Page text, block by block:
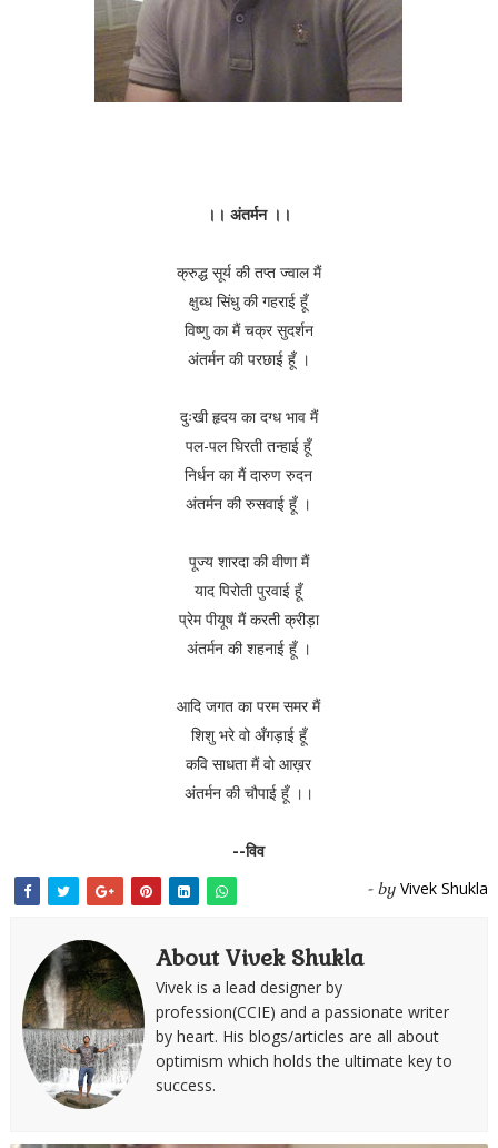
।। अंतर्मन ।।
क्रुद्ध सूर्य की तप्त ज्वाल मैं
क्षुब्ध सिंधु की गहराई हूँ
विष्णु का मैं चक्र सुदर्शन
अंतर्मन की परछाई हूँ ।
दुःखी हृदय का दग्ध भाव मैं
पल-पल घिरती तन्हाई हूँ
निर्धन का मैं दारुण रुदन
अंतर्मन की रुसवाई हूँ ।
पूज्य शारदा की वीणा मैं
याद पिरोती पुरवाई हूँ
प्रेम पीयूष मैं करती क्रीड़ा
अंतर्मन की शहनाई हूँ ।
आदि जगत का परम समर मैं
शिशु भरे वो अँगड़ाई हूँ
कवि साधता मैं वो आख़र
अंतर्मन की चौपाई हूँ ।।
--विव
- by Vivek Shukla
About Vivek Shukla
Vivek is a lead designer by
profession(CCIE) and a passionate writer
by heart. His blogs/articles are all about
optimism which holds the ultimate key to
success.